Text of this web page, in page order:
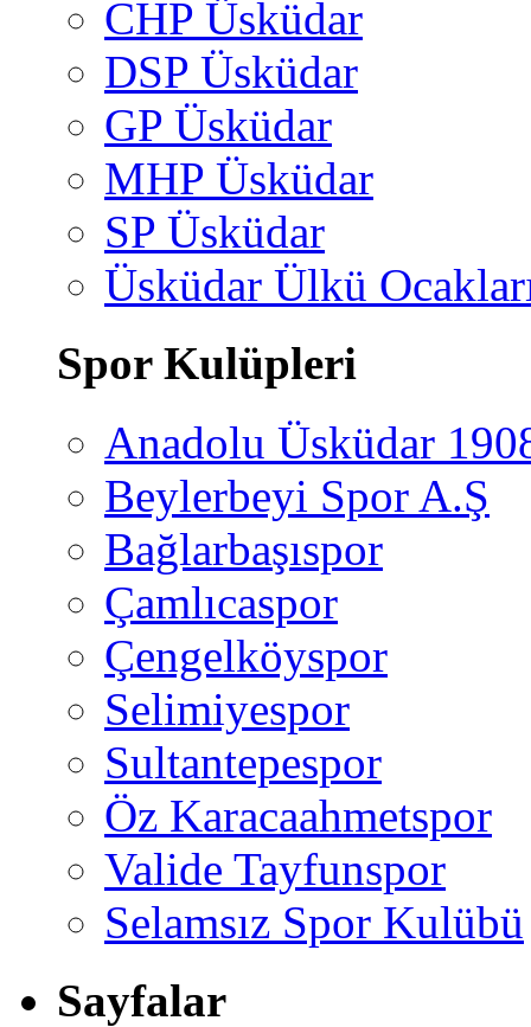
CHP Üsküdar
DSP Üsküdar
GP Üsküdar
MHP Üsküdar
SP Üsküdar
Üsküdar Ülkü
Spor Kulüpleri
Anadolu Üsküdar
Beylerbeyi Spor A.Ş
Bağlarbaşıspor
Çamlıcaspor
Çengelköyspor
Selimiyespor
Sultantepespor
Öz Karacaahmetspor
Valide Tayfunspor
Selamsız Spor Kulübü
Sayfalar